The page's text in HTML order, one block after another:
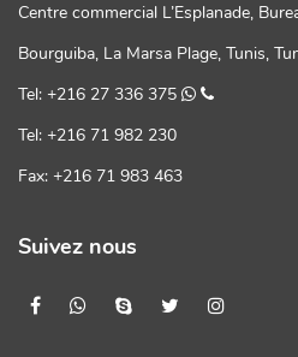
Centre commercial L’Esplanade,
Bourguiba, La Marsa Plage, Tunis,
Tel: +216 27 336 375
Tel: +216 71 982 230
Fax: +216 71 983 463
Suivez nous